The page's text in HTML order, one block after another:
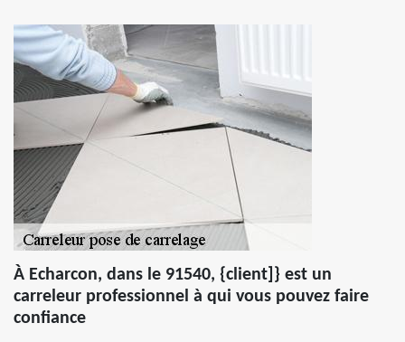
À Echarcon, dans le 91540, {client]} est un
carreleur professionnel à qui vous pouvez faire
confiance